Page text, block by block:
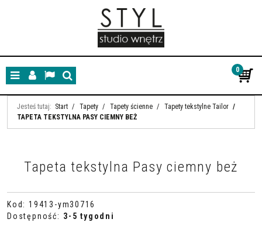
MenuPanelLangSzukaj
0
Jesteś tutaj: Start / Tapety / Tapety ścienne / Tapety tekstylne Tailor /
TAPETA TEKSTYLNA PASY CIEMNY BEŻ
Tapeta tekstylna Pasy ciemny beż
Kod : 19413-ym30716
Dostępność: 3-5 tygodni